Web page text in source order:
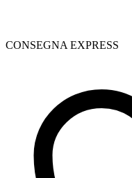
CONSEGNA EXPRESS